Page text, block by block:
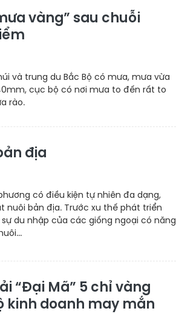
vàng” sau chuỗi
và trung du Bắc Bộ có mưa, mưa vừa
cục bộ có nơi mưa to đến rất to
rào.
địa
có điều kiện tự nhiên đa dạng,
nuôi bản địa. Trước xu thế phát triển
du nhập của các giống ngoại có năng
“Đại Mã” 5 chỉ vàng
kinh doanh may mắn